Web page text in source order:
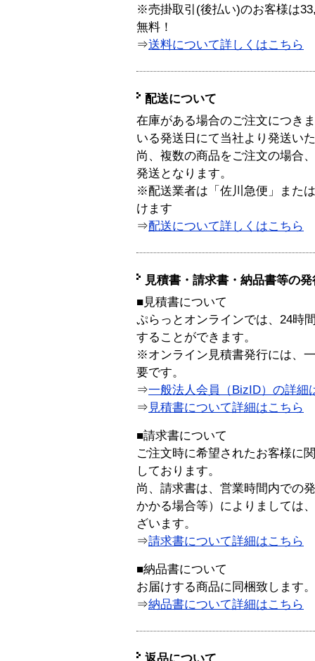
※売掛取引(後払い)のお客様は
無料！
⇒送料について詳しくはこちら
配送について
在庫がある場合のご注文につき
いる発送日にて当社より発送い
尚、複数の商品をご注文の場合
発送となります。
※配送業者は「佐川急便」また
けます
⇒配送について詳しくはこちら
見積書・請求書・納品書等の
■見積書について
ぷらっとオンラインでは、24時
することができます。
※オンライン見積書発行には、
要です。
⇒一般法人会員（BizID）の詳細
⇒ 見積書について詳細はこちら
■請求書について
ご注文時に希望されたお客様に
しております。
尚、請求書は、営業時間内での
かかる場合等）によりましては
ざいます。
⇒請求書について詳細はこちら
■納品書について
お届けする商品に同梱致します。
⇒納品書について詳細はこちら